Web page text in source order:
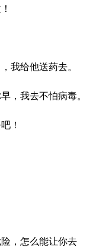
我给他送药去。
，我去不怕病毒。
！
，怎么能让你去